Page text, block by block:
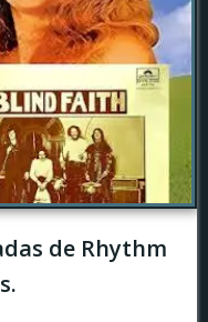
de Rhythm